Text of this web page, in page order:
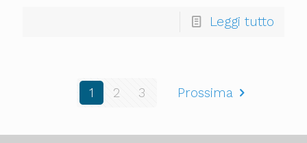
Leggi tutto
1 2 3 Prossima